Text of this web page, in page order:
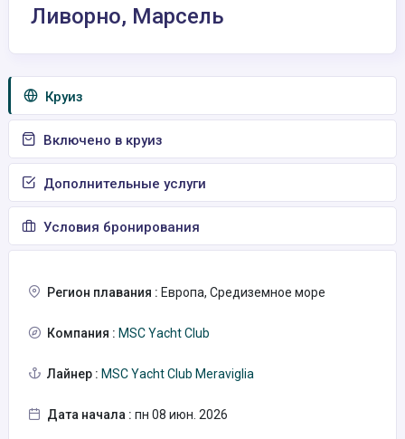
Ливорно, Марсель
Круиз
Включено в круиз
Дополнительные услуги
Условия бронирования
Регион плавания : Европа, Средиземное море
Компания : MSC Yacht Club
Лайнер : MSC Yacht Club Meraviglia
Дата начала : пн 08 июн. 2026